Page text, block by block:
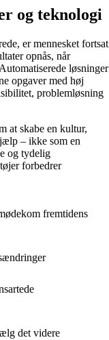
og teknologi
er mennesket fortsat
opnås, når
løsninger
opgaver med høj
problemløsning
at skabe en kultur,
– ikke som en
og tydelig
forbedrer
fremtidens
det videre